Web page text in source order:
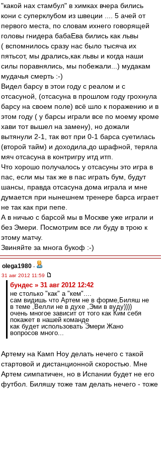
"какой нах стамбул" в химках вчера бились
кони с суперклубом из швеции .... 5 ачей от
первого места, по словам ихнего говорящей
головы гнидера бабаЕва бились как львы
( вспомнилось сразу нас было тысяча их
пятьсот, мы дрались,как львы и когда наши
силы поравнялись, мы побежали...) мудакам
мудачья смерть :-)
Видел барсу в этои году с реалом и с
отсасуной, (отсасуна в прошлом году грохнула
барсу на своем поле) всё шло к поражению и в
этом году ( у барсы играли все по моему кроме
хави тот вышел на замену), но дожали
вытянули 2-1, так вот при 0-1 барса суетилась
(второй тайм) и доходила,до шрафной, теряла
мяч отсасуна в контригру итд итп.
Что хорошо получалось у отсасуны это игра в
пас, если мы так же в пас играть бум, будут
шансы, правда отсасуна дома играла и мне
думается при нынешнем тренере барса играет
не так как при пепе.
А в ничью с барсой мы в Москве уже играли и
без Эмери. Посмотрим все ли буду в трою к
этому матчу.
Звиняйте за многа букоф :-)
olega1980 -
31 авг 2012 11:59
бундес » 31 авг 2012 12:42
не столько "как" а "кем"....
сам видишь что Артем не в форме,Биляш не
в теме ,Велли не в духе ,Эми в вуду))))
очень многое зависит от того как Ким себя
покажет в нашей команде
как будет использовать Эмери Жано
вопросов много...
Артему на Камп Ноу делать нечего с такой
стартовой и дистанционной скоростью. Мне
Артем симпатичен, но в Испании будет не его
футбол. Биляшу тоже там делать нечего - тоже